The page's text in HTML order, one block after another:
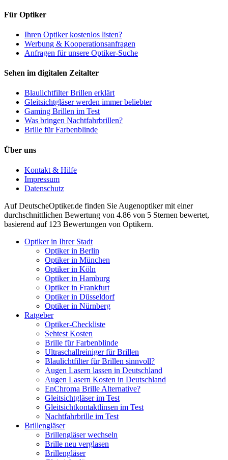
Für Optiker
Ihren Optiker kostenlos listen?
Werbung & Kooperationsanfragen
Anfragen für unsere Optiker-Suche
Sehen im digitalen Zeitalter
Blaulichtfilter Brillen erklärt
Gleitsichtgläser werden immer beliebter
Gaming Brillen im Test
Was bringen Nachtfahrbrillen?
Brille für Farbenblinde
Über uns
Kontakt & Hilfe
Impressum
Datenschutz
AufDeutscheOptiker.de finden Sie Augenoptiker mit einer
durchschnittlichen Bewertung von 4.86 von 5 Sternen bewertet,
basierend auf 123 Bewertungen von Optikern.
Optiker in Ihrer Stadt
Optiker in Berlin
Optiker in München
Optiker in Köln
Optiker in Hamburg
Optiker in Frankfurt
Optiker in Düsseldorf
Optiker in Nürnberg
Ratgeber
Optiker-Checkliste
Sehtest Kosten
Brille für Farbenblinde
Ultraschallreiniger für Brillen
Blaulichtfilter für Brillen sinnvoll?
Augen Lasern lassen in Deutschland
Augen Lasern Kosten in Deutschland
EnChroma Brille Alternative?
Gleitsichtgläser im Test
Gleitsichtkontaktlinsen im Test
Nachtfahrbrille im Test
Brillengläser
Brillengläser wechseln
Brille neu verglasen
Brillengläser